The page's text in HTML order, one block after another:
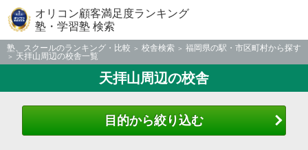
オリコン顧客満足度ランキング
塾・学習塾 検索
塾、スクールのランキング・比較 校舎検索
福岡県の駅・市区町村から探す
天拝山周辺の校舎一覧
天拝山周辺の校舎
目的から絞り込む